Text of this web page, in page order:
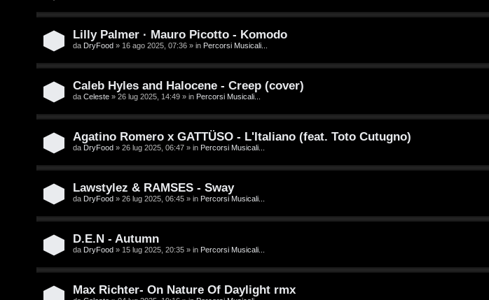
Lilly Palmer · Mauro Picotto - Komodo
da DryFood » 16 ago 2025, 07:36 » in Percorsi Musicali...
Caleb Hyles and Halocene - Creep (cover)
da Celeste » 26 lug 2025, 14:49 » in Percorsi Musicali...
Agatino Romero x GATTÜSO - L'Italiano (feat. Toto Cutugno)
da DryFood » 26 lug 2025, 06:47 » in Percorsi Musicali...
Lawstylez & RAMSES - Sway
da DryFood » 26 lug 2025, 06:45 » in Percorsi Musicali...
D.E.N - Autumn
da DryFood » 15 lug 2025, 20:35 » in Percorsi Musicali...
Max Richter- On Nature Of Daylight rmx